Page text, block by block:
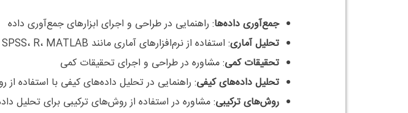
جمع‌آوری داده‌ها: راهنمایی در طراحی و اجرای ابزارهای جمع‌آوری داده
تحلیل آماری: استفاده از نرم‌افزارهای آماری مانند SPSS، R، MATLAB برای تحلیل داده‌ها
تحقیقات کمی: مشاوره در طراحی و اجرای تحقیقات کمی
تحلیل داده‌های کیفی: راهنمایی در تحلیل داده‌های کیفی با استفاده
روش‌های ترکیبی: مشاوره در استفاده از روش‌های ترکیبی برای تحلیل